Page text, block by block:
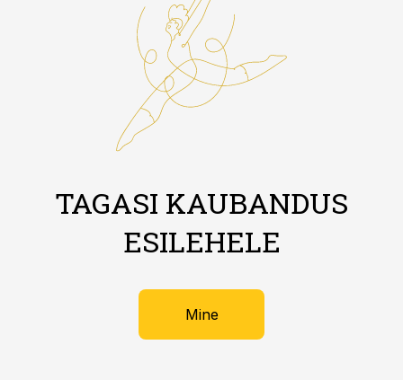
TAGASI KAUBANDUS
ESILEHELE
Mine